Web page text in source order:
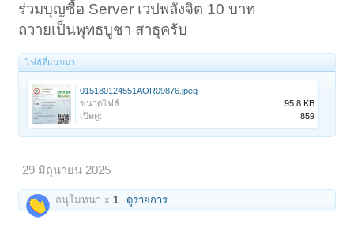
ร่วมบุญซื้อ Server เวปพลังจิต 10 บาท
ถวายเป็นพุทธบูชา สาธุครับ
ไฟล์ที่แนบมา:
015180124551AOR09876.jpeg
ขนาดไฟล์:
95.8 KB
เปิดดู:
859
29 มิถุนายน 2025
อนุโมทนา x1 ดูรายการ